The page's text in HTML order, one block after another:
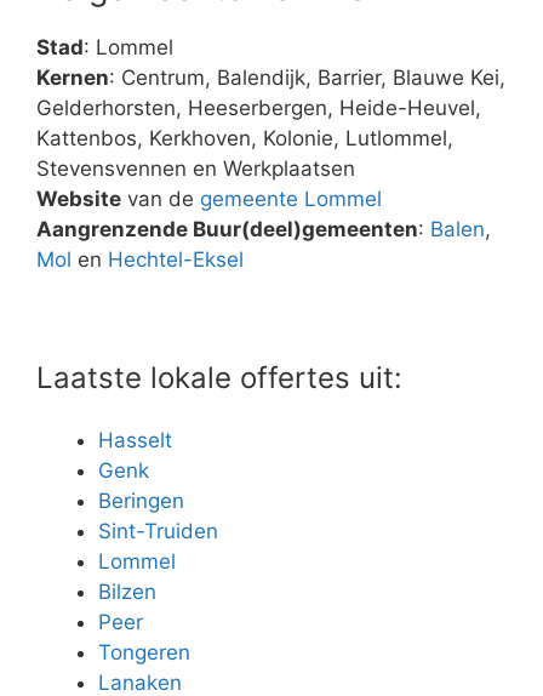
Stad: Lommel
Kernen: Centrum, Balendijk, Barrier, Blauwe Kei,
Gelderhorsten, Heeserbergen, Heide-Heuvel,
Kattenbos, Kerkhoven, Kolonie, Lutlommel,
Stevensvennen en Werkplaatsen
Website van de gemeente Lommel
Aangrenzende Buur(deel)gemeenten: Balen,
Mol en Hechtel-Eksel
Laatste lokale offertes uit:
Hasselt
Genk
Beringen
Sint-Truiden
Lommel
Bilzen
Peer
Tongeren
Lanaken